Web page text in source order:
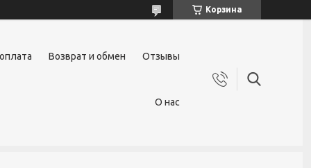
Корзина
Возврат и обмен Отзывы
О нас